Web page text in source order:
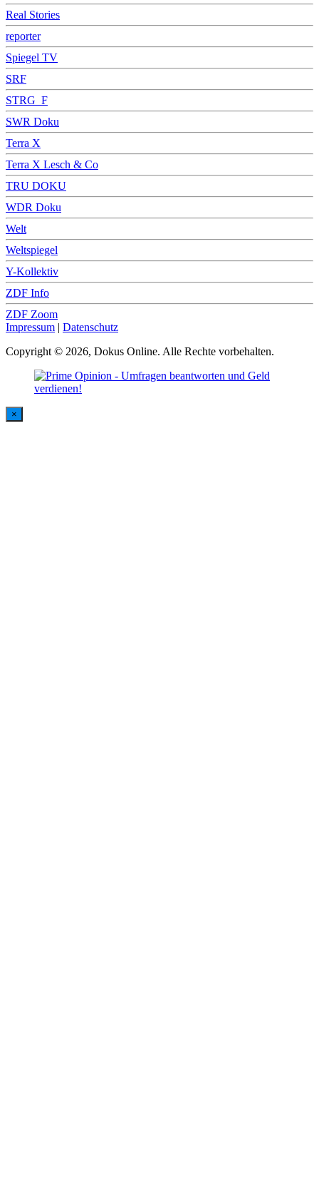
Real Stories
reporter
Spiegel TV
SRF
STRG_F
SWR Doku
Terra X
Terra X Lesch & Co
TRU DOKU
WDR Doku
Welt
Weltspiegel
Y-Kollektiv
ZDF Info
ZDF Zoom
Impressum | Datenschutz
Copyright © 2026, Dokus Online. Alle Rechte vorbehalten.
×